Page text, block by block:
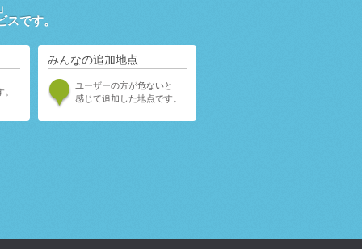
です。
みんなの追加地点
ユーザーの方が危ないと
感じて追加した地点です。